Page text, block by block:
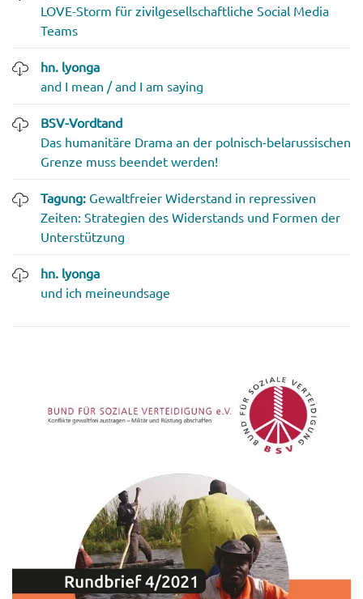
LOVE-Storm für zivilgesellschaftliche Social Media
Teams
hn. lyonga
and I mean / and I am saying
BSV-Vordtand
Das humanitäre Drama an der polnisch-belarussischen
Grenze muss beendet werden!
Tagung: Gewaltfreier Widerstand in repressiven
Zeiten: Strategien des Widerstands und Formen der
Unterstützung
hn. lyonga
und ich meineundsage